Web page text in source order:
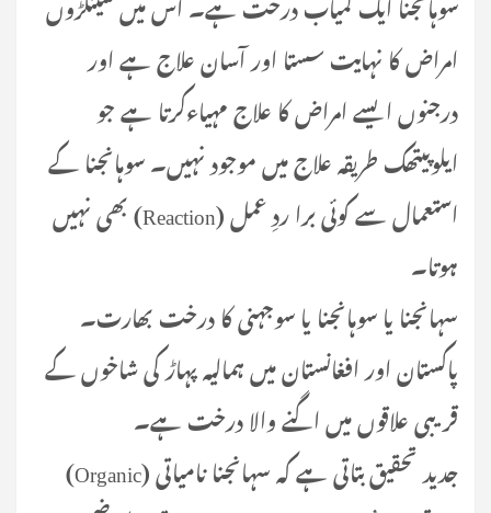
امراض کا نہایت سستا اور آسان علاج ہے اور
درجنوں ایسے امراض کا علاج مہیاءکرتا ہے جو
ایلوپیتھک طریقہ علاج میں موجود نہیں۔ سوہانجنا کے
استعمال سے کوئی برا ردِ عمل (Reaction) بھی نہیں
ہوتا۔
سہانجنا یا سوہانجنا یا سوجہنی کا درخت بھارت۔
پاکستان اور افغانستان میں ہمالیہ پہاڑ کی شاخوں کے
قریبی علاقوں میں اگنے والا درخت ہے۔
جدید تحقیق بتاتی ہے کہ سہانجنا نامیاتی (Organic)